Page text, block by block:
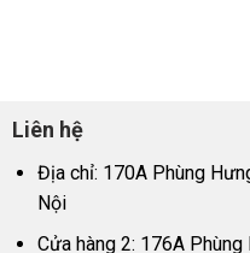
Liên hệ
Địa chỉ: 170A Phùng
Nội
Cửa hàng 2: 176A